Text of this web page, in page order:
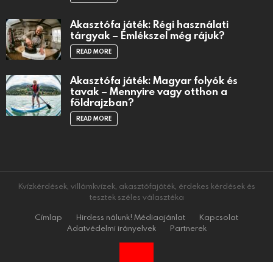
Akasztófa játék: Régi használati
tárgyak – Emlékszel még rájuk?
READ MORE
Akasztófa játék: Magyar folyók és
tavak – Mennyire vagy otthon a
földrajzban?
READ MORE
Kvízkérdések, villámkvízek, akasztófajáték, érdekes kérdések és
tesztek széles választéka
Címlap
Hirdess nálunk! Médiaajánlat
Kapcsolat
Adatvédelmi irányelvek
Partnerek